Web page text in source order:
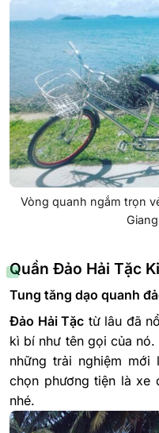
Vòng quanh ngắm trọn
Quần Đảo Hải Tặc
Tung tăng dạo quanh
Đảo Hải Tặc từ lâu đã
kì bí như tên gọi của
những trải nghiệm
chọn phương tiện là xe
nhé.